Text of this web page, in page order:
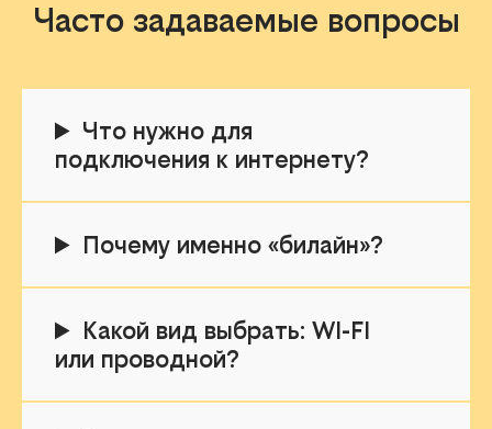
Часто задаваемые вопросы
Что нужно для
подключения к интернету?
Почему именно «билайн»?
Какой вид выбрать: WI-FI
или проводной?